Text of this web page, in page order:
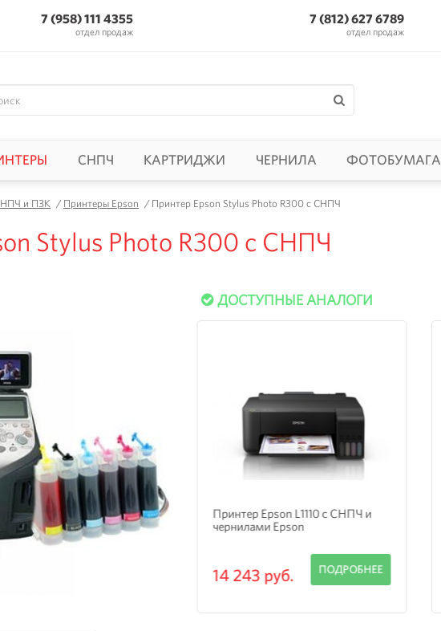
7 (958) 111 4355
отдел продаж
7 (812) 627 6789
отдел продаж
СНПЧ КАРТРИДЖИ ЧЕРНИЛА ФОТОБУМАГА
и ПЗК /Принтеры Epson /Принтер Epson Stylus Photo R300 с СНПЧ
Stylus Photo R300 с СНПЧ
ДОСТУПНЫЕ АНАЛОГИ
Epson L8050 с
СНПЧ и чернилами
руб.
Принтер Epson L1110 с СНПЧ и
чернилами Epson
14 243 руб. ПОДРОБНЕЕ